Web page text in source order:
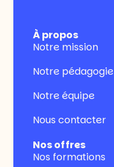
À propos
Notre mission
Notre pédagogie
Notre équipe
Nous contacter
Nos offres
Nos formations